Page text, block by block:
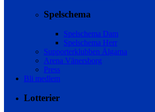
Spelschema
Spelschema Dam
Spelschema Herr
Supporterklubben Älgarna
Arena Vänersborg
Press
Bli medlem
Lotterier